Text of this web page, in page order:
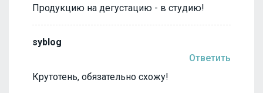
Продукцию на дегустацию - в студию!
syblog
Ответить
Крутотень, обязательно схожу!